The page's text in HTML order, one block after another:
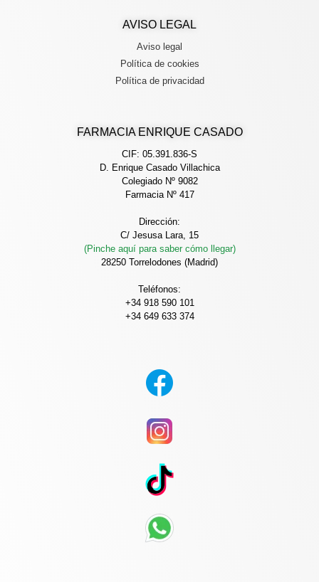
FARMACIA ENRIQUE CASADO
CIF: 05.391.836-S
D. Enrique Casado Villachica
Colegiado Nº 9082
Farmacia Nº 417
Dirección:
C/ Jesusa Lara, 15
(Pinche aquí para saber cómo llegar)
28250 Torrelodones (Madrid)
Teléfonos:
+34 918 590 101
+34 649 633 374
AVISO LEGAL
Aviso legal
Política de cookies
Política de privacidad